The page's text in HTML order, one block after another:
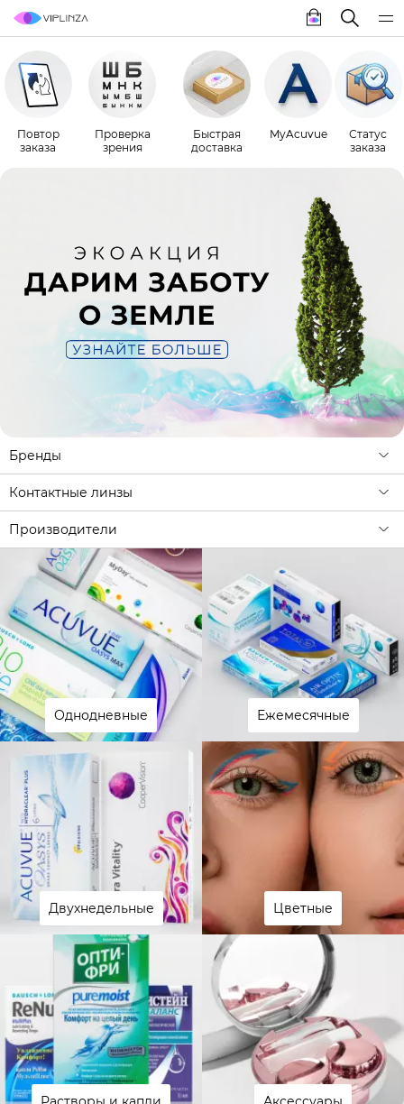
Повтор
заказа
Проверка
зрения
Быстрая
доставка
MyAcuvue
Статус
заказа
Бренды
Контактные линзы
Производители
Однодневные Ежемесячные
Двухнедельные Цветные